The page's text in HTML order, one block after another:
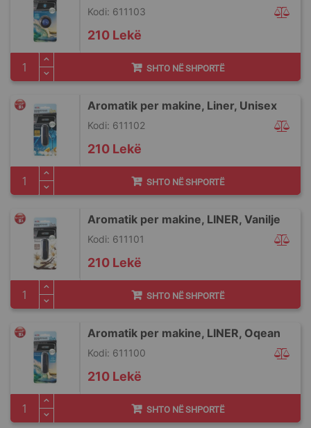
210 Lekë
Kodi: 611103
SHTO NË SHPORTË
Aromatik per makine, Liner, Unisex
210 Lekë
Kodi: 611102
SHTO NË SHPORTË
Aromatik per makine, LINER, Vanilje
210 Lekë
Kodi: 611101
SHTO NË SHPORTË
Aromatik per makine, LINER, Oqean
210 Lekë
Kodi: 611100
SHTO NË SHPORTË